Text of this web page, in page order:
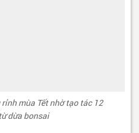
mùa Tết nhờ tạo tác 12
dừa bonsai